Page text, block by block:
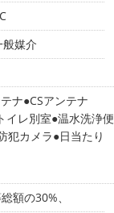
般媒介
ナ CSアンテナ
イレ別室 温水洗浄便
犯カメラ
日当たり
額の30%、